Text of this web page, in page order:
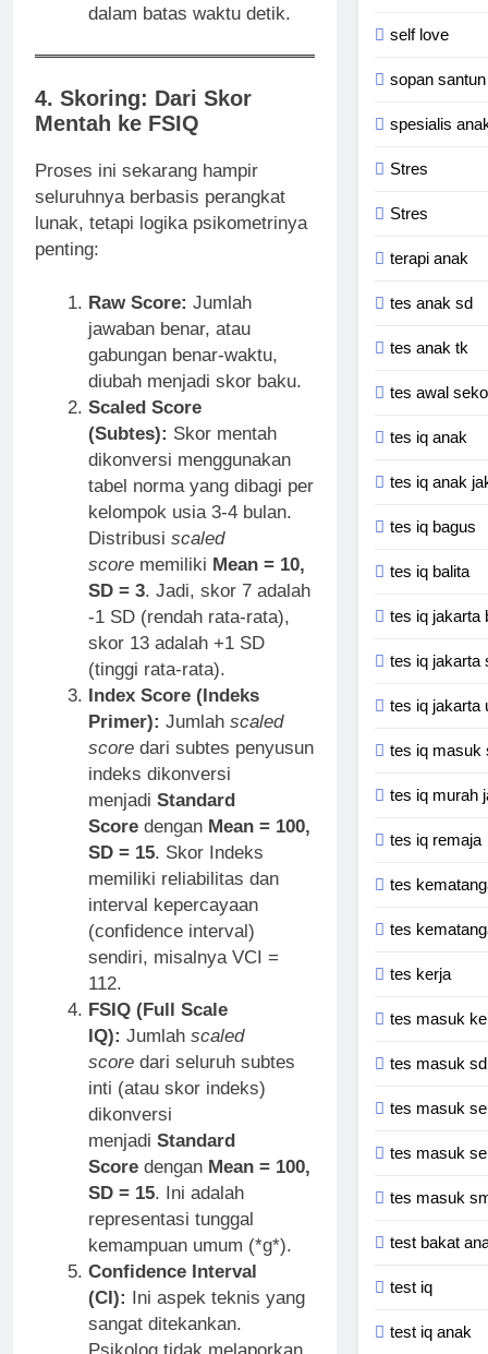
dalam batas waktu detik.
4. Skoring: Dari Skor
Mentah ke FSIQ
Proses ini sekarang hampir
seluruhnya berbasis perangkat
lunak, tetapi logika psikometrinya
penting:
Raw Score: Jumlah
jawaban benar, atau
gabungan benar-waktu,
diubah menjadi skor baku.
Scaled Score
(Subtes): Skor mentah
dikonversi menggunakan
tabel norma yang dibagi per
kelompok usia 3-4 bulan.
Distribusi scaled
scorememiliki Mean = 10,
SD = 3. Jadi, skor 7 adalah
-1 SD (rendah rata-rata),
skor 13 adalah +1 SD
(tinggi rata-rata).
Index Score (Indeks
Primer): Jumlah scaled
scoredari subtes penyusun
indeks dikonversi
menjadi Standard
Scoredengan Mean = 100,
SD = 15. Skor Indeks
memiliki reliabilitas dan
interval kepercayaan
(confidence interval)
sendiri, misalnya VCI =
112.
FSIQ (Full Scale
IQ): Jumlah scaled
scoredari seluruh subtes
inti (atau skor indeks)
dikonversi
menjadi Standard
Scoredengan Mean = 100,
SD = 15. Ini adalah
representasi tunggal
kemampuan umum (*g*).
Confidence Interval
(CI): Ini aspek teknis yang
sangat ditekankan.
self love
sopan
spesialis
Stres
Stres
terapi anak
tes anak sd
tes anak tk
tes awal
tes iq anak
tes iq anak
tes iq bagus
tes iq balita
tes iq jakarta
tes iq jakarta
tes iq jakarta
tes iq masuk
tes iq murah
tes iq remaja
tes
tes
tes kerja
tes masuk
tes masuk sd
tes masuk
tes masuk
tes masuk
test bakat
test iq
test iq anak